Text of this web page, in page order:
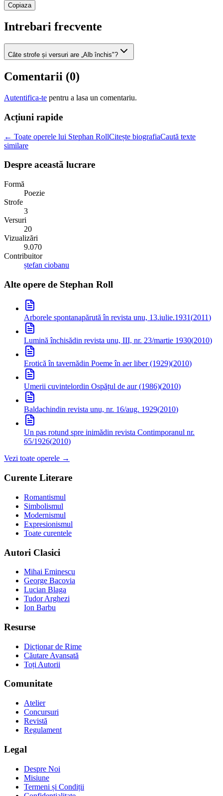
Copiaza
Intrebari frecvente
Câte strofe și versuri are „Alb închis"?
Comentarii (0)
Autentifica-te pentru a lasa un comentariu.
Acțiuni rapide
← Toate operele lui Stephan RollCitește biografiaCaută texte
similare
Despre această lucrare
Formă
Poezie
Strofe
3
Versuri
20
Vizualizări
9.070
Contribuitor
ștefan ciobanu
Alte opere de Stephan Roll
Arborele spontanapărută în revista unu, 13.iulie.1931(2011)
Lumină închisădin revista unu, III, nr. 23/martie 1930(2010)
Erotică în tavernădin Poeme în aer liber (1929)(2010)
Umerii cuvintelordin Ospățul de aur (1986)(2010)
Baldachindin revista unu, nr. 16/aug. 1929(2010)
Un pas rotund spre inimădin revista Contimporanul nr.
65/1926(2010)
Vezi toate operele →
Curente Literare
Romantismul
Simbolismul
Modernismul
Expresionismul
Toate curentele
Autori Clasici
Mihai Eminescu
George Bacovia
Lucian Blaga
Tudor Arghezi
Ion Barbu
Resurse
Dicționar de Rime
Căutare Avansată
Toți Autorii
Comunitate
Atelier
Concursuri
Revistă
Regulament
Legal
Despre Noi
Misiune
Termeni și Condiții